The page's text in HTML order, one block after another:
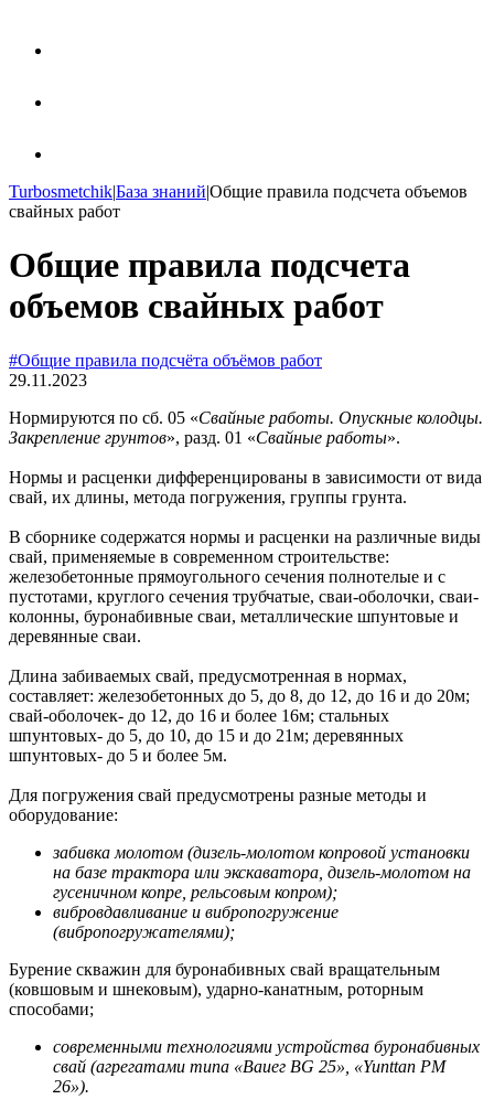
Turbosmetchik|База знаний|Общие правила подcчета объемов
свайных работ
Общие правила подcчета
объемов свайных работ
#Общие правила подсчёта объёмов работ
29.11.2023
Нормируются по сб. 05 «Свайные работы. Опускные колодцы.
Закреп­ление грунтов», разд. 01 «Свайные работы».
Нормы и расценки дифференцированы в зависимости от вида
свай, их длины, метода погружения, группы грунта.
В сборнике содержатся нормы и расценки на различные виды
свай, применяемые в современном строительстве:
железобетонные прямо­угольного сечения полнотелые и с
пустотами, круглого сечения труб­чатые, сваи-оболочки, сваи-
колонны, буронабивные сваи, металличе­ские шпунтовые и
деревянные сваи.
Длина забиваемых свай, предусмотренная в нормах,
составляет: железобетонных до 5, до 8, до 12, до 16 и до 20м;
свай-оболочек- до 12, до 16 и более 16м; стальных
шпунтовых- до 5, до 10, до 15 и до 21м; деревянных
шпунтовых- до 5 и более 5м.
Для погружения свай предусмотрены разные методы и
оборудование:
забивка молотом (дизель-молотом копровой установки
на базе трактора или экскаватора, дизель-молотом на
гусеничном копре, рельсовым копром);
вибровдавливание и вибропогружение
(вибропогружателями);
Бурение скважин для буронабивных свай вращательным
(ковшо­вым и шнековым), ударно-канатным, роторным
способами;
современными технологиями устройства буронабивных
свай (агре­гатами типа «Ваuег ВG 25», «Yunttan PM
26»).